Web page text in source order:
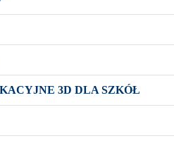
3D DLA SZKÓŁ